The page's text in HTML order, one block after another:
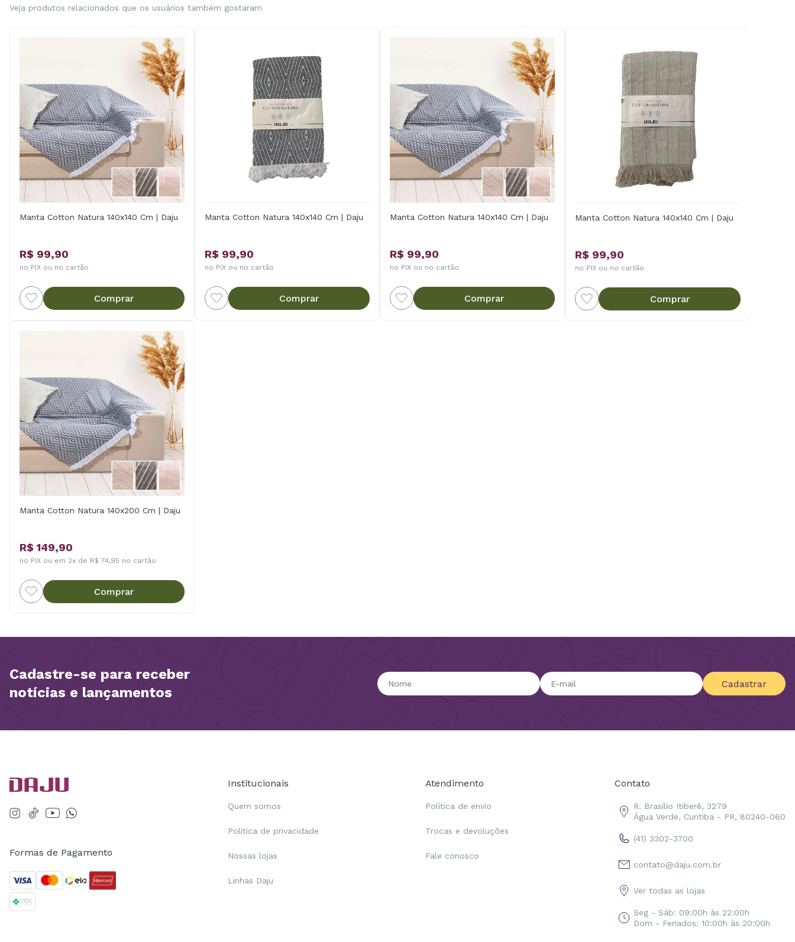
Veja produtos relacionados que os usuários também gostaram
Manta Cotton Natura 140x140 Cm | Daju
R$ 99,90
no PIX ou no cartão
Comprar
Manta Cotton Natura 140x140 Cm | Daju
R$ 99,90
no PIX ou no cartão
Comprar
Manta Cotton Natura 140x140 Cm | Daju
R$ 99,90
no PIX ou no cartão
Comprar
Manta Cotton Natura 140x140 Cm | Daju
R$ 99,90
no PIX ou no cartão
Comprar
Manta Cotton Natura 140x200 Cm | Daju
R$ 149,90
no PIX ou em 2x de R$ 74,95 no cartão
Comprar
Cadastre-se para receber
notícias e lançamentos
Cadastrar
Formas de Pagamento
Institucionais
Quem somos
Política de privacidade
Nossas lojas
Linhas Daju
Atendimento
Política de envio
Trocas e devoluções
Fale conosco
Contato
R. Brasílio Itiberê, 3279
Água Verde, Curitiba - PR, 80240-060
(41) 3302-3700
contato@daju.com.br
Ver todas as lojas
Seg - Sáb: 09:00h às 22:00h
Dom - Feriados: 10:00h às 20:00h